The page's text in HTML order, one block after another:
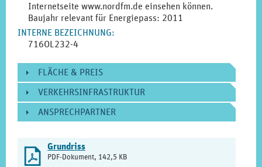
Internetseite www.nordfm.de einsehen können.
Baujahr relevant für Energiepass: 2011
INTERNE BEZEICHNUNG:
716OL232-4
FLÄCHE & PREIS
VERKEHRSINFRASTRUKTUR
ANSPRECHPARTNER
DOWNLOAD-
DOKUMENTE
2 Grundriss
PDF-Dokument, 142,5 KB